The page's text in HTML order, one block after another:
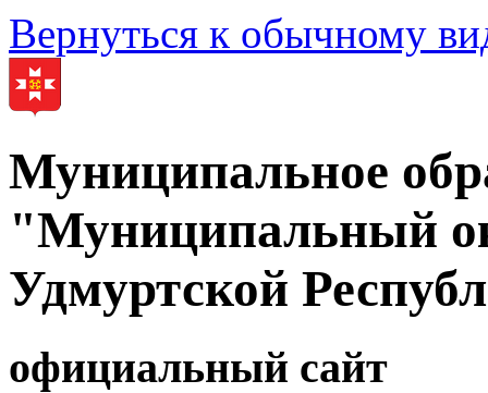
Вернуться к обычному
Муниципальное
"Муниципальный
Удмуртской
официальный сайт